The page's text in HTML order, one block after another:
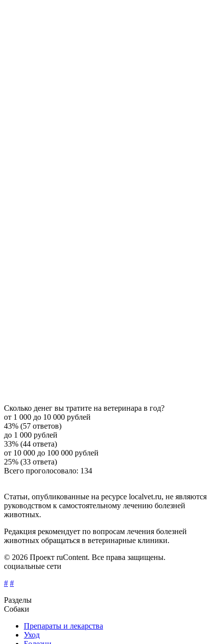
Сколько денег вы тратите на ветеринара в год?
от 1 000 до 10 000 рублей
43% (57 ответов)
до 1 000 рублей
33% (44 ответа)
от 10 000 до 100 000 рублей
25% (33 ответа)
Всего проголосовало: 134
Статьи, опубликованные на ресурсе localvet.ru, не являются
руководством к самостоятельному лечению болезней
животных.
Редакция рекомендует по вопросам лечения болезней
животных обращаться в ветеринарные клиники.
© 2026 Проект ruContent. Все права защищены.
социальные сети
# #
Разделы
Собаки
Препараты и лекарства
Уход